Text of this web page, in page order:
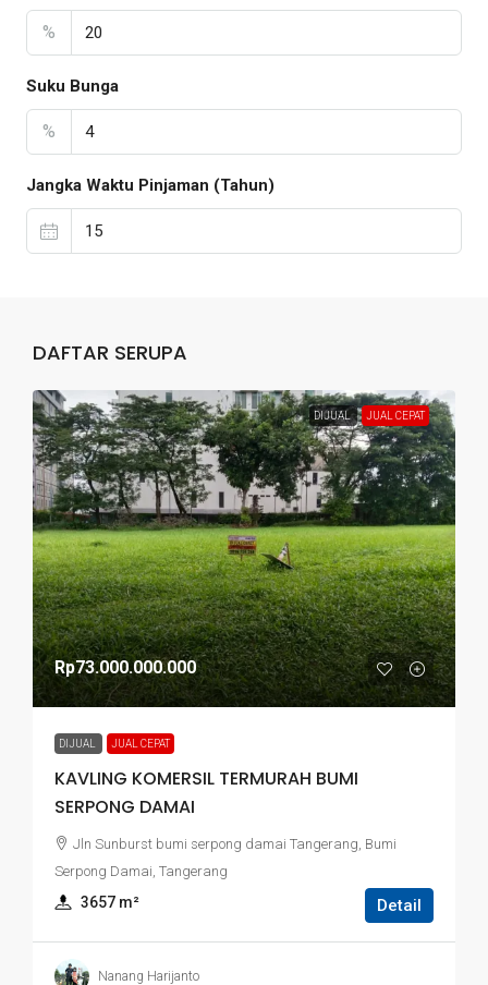
%
Suku Bunga
%
Jangka Waktu Pinjaman (Tahun)
DAFTAR SERUPA
DIJUAL JUAL CEPAT
Rp73.000.000.000
DIJUAL JUAL CEPAT
KAVLING KOMERSIL TERMURAH BUMI
SERPONG DAMAI
Jln Sunburst bumi serpong damai Tangerang, Bumi
Serpong Damai, Tangerang
3657 m² Detail
Nanang Harijanto